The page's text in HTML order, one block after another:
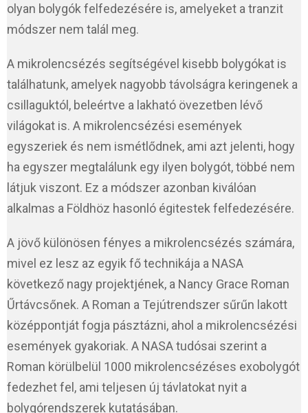
olyan bolygók felfedezésére is, amelyeket a tranzit
módszer nem talál meg.
A mikrolencsézés segítségével kisebb bolygókat is
találhatunk, amelyek nagyobb távolságra keringenek a
csillaguktól, beleértve a lakható övezetben lévő
világokat is. A mikrolencsézési események
egyszeriek és nem ismétlődnek, ami azt jelenti, hogy
ha egyszer megtalálunk egy ilyen bolygót, többé nem
látjuk viszont. Ez a módszer azonban kiválóan
alkalmas a Földhöz hasonló égitestek felfedezésére.
A jövő különösen fényes a mikrolencsézés számára,
mivel ez lesz az egyik fő technikája a NASA
következő nagy projektjének, a Nancy Grace Roman
Űrtávcsőnek. A Roman a Tejútrendszer sűrűn lakott
középpontját fogja pásztázni, ahol a mikrolencsézési
események gyakoriak. A NASA tudósai szerint a
Roman körülbelül 1000 mikrolencsézéses exobolygót
fedezhet fel, ami teljesen új távlatokat nyit a
bolygórendszerek kutatásában.